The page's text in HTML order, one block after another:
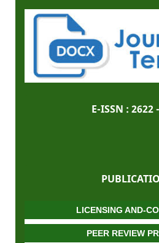
E-ISSN : 2622
LICENSING AND-
PEER REVIEW